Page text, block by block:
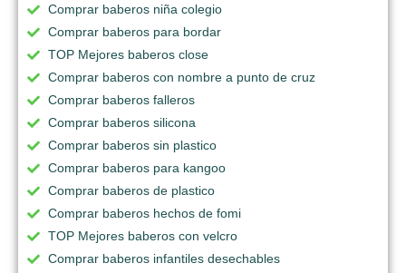
Comprar baberos niña colegio
Comprar baberos para bordar
TOP Mejores baberos close
Comprar baberos con nombre a punto de cruz
Comprar baberos falleros
Comprar baberos silicona
Comprar baberos sin plastico
Comprar baberos para kangoo
Comprar baberos de plastico
Comprar baberos hechos de fomi
TOP Mejores baberos con velcro
Comprar baberos infantiles desechables